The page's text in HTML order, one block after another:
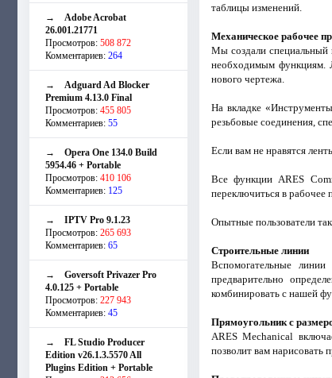
→ Adobe Acrobat
26.001.21771
Просмотров: 508 872
Комментариев: 264
→ Adguard Ad Blocker
Premium 4.13.0 Final
Просмотров: 455 805
Комментариев: 55
→ Opera One 134.0 Build
5954.46 + Portable
Просмотров: 410 106
Комментариев: 125
→ IPTV Pro 9.1.23
Просмотров: 265 693
Комментариев: 65
→ Goversoft Privazer Pro
4.0.125 + Portable
Просмотров: 227 943
Комментариев: 45
→ FL Studio Producer
Edition v26.1.3.5570 All
Plugins Edition + Portable
таблицы изменений.
Механическое рабочее
Мы создали специальный
необходимым функциям.
нового чертежа.
На вкладке
резьбовые соединения,
Если вам не нравятся
Все функции ARES
переключиться в рабочее
Опытные пользователи
Строительные линии
Вспомогательные
предварительно
комбинировать с нашей
Прямоугольник с
ARES Mechanical
позволит вам нарисовать